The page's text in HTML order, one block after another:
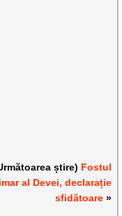
știre) Fostul
al Devei, declarație
sfidătoare»